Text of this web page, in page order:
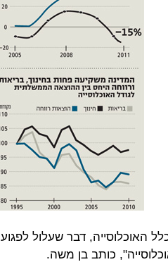
האוכלוסייה, דבר שעלול לפגוע
כותב בן משה.